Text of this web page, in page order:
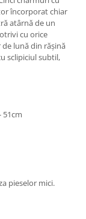
încorporat chiar
atârnă de un
cu orice
lună din rășină
sclipiciul subtil,
51cm
pieselor mici.